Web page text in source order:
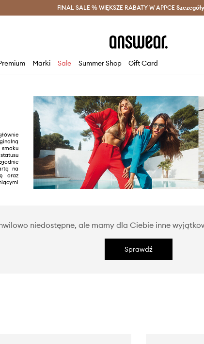
Oszczędzaj z Answear Club > Dostawa nawet w 24h >
FINAL SALE % WIĘKSZE RABATY W APPCE Szczegóły
Marki Sale Summer Shop Gift Card
na
oraz
niedostępne, ale mamy dla Ciebie inne
Sprawdź